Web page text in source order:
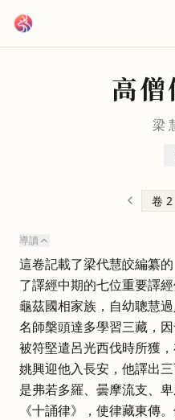
高僧
梁
導讀
這卷記載了梁代慧皎編纂
了譯經中期的七位重要譯
龜茲國相家族，自幼聰慧
名師槃頭達多學習三藏，
被符堅遣呂光西伐時所獲
姚興迎他入長安，他譯出
是弗若多羅、曇摩流支、
《十誦律》，使律藏東傳